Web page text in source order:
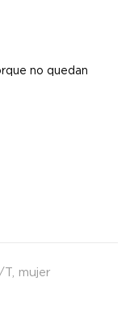
no quedan
T mujer